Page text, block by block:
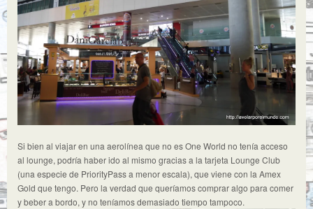
Si bien al viajar en una aerolínea que no es One World no tenía acceso
al lounge, podría haber ido al mismo gracias a la tarjeta Lounge Club
(una especie de PriorityPass a menor escala), que viene con la Amex
Gold que tengo. Pero la verdad que queríamos comprar algo para comer
y beber a bordo, y no teníamos demasiado tiempo tampoco.